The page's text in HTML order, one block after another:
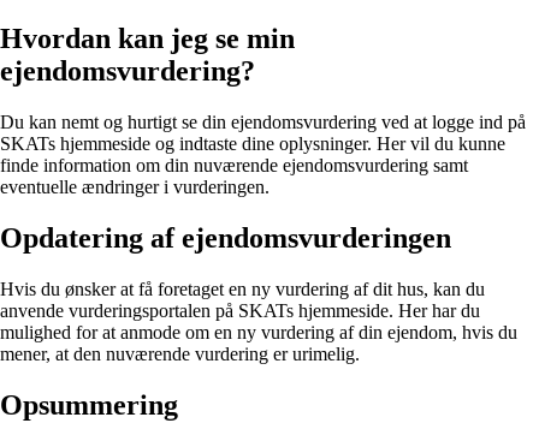
Hvordan kan jeg se min
ejendomsvurdering?
Du kan nemt og hurtigt se din ejendomsvurdering ved at logge ind på
SKATs hjemmeside og indtaste dine oplysninger. Her vil du kunne
finde information om din nuværende ejendomsvurdering samt
eventuelle ændringer i vurderingen.
Opdatering af ejendomsvurderingen
Hvis du ønsker at få foretaget en ny vurdering af dit hus, kan du
anvende vurderingsportalen på SKATs hjemmeside. Her har du
mulighed for at anmode om en ny vurdering af din ejendom, hvis du
mener, at den nuværende vurdering er urimelig.
Opsummering